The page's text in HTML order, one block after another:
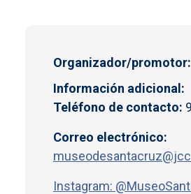
Organizador/promotor
Información adicional
Teléfono de contacto:
Correo electrónico:
Instagram: